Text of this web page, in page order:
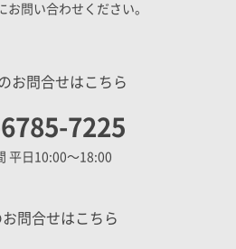
お問い合わせください。
お問合せはこちら
7225
平日10:00〜18:00
お問合せはこちら